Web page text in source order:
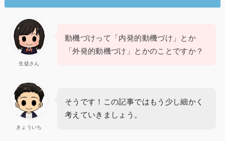
生徒さん
動機づけって「内発的動機づけ」とか
「外発的動機づけ」とかのことですか？
きょういち
そうです！この記事ではもう少し細かく
考えていきましょう。